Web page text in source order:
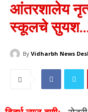
आंतरशालेय
स्कूलचे
By Vidharbh News